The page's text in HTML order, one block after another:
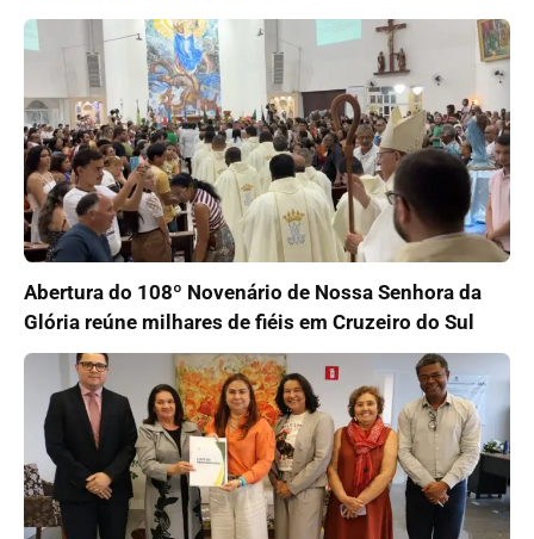
Abertura do 108º Novenário de Nossa Senhora da
Glória reúne milhares de fiéis em Cruzeiro do Sul